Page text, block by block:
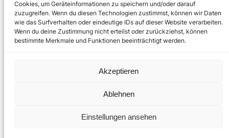
Cookies, um Geräteinformationen zu speichern und/oder darauf
zuzugreifen. Wenn du diesen Technologien zustimmst, können wir Daten
wie das Surfverhalten oder eindeutige IDs auf dieser Website verarbeiten.
Wenn du deine Zustimmung nicht erteilst oder zurückziehst, können
bestimmte Merkmale und Funktionen beeinträchtigt werden.
Akzeptieren
Ablehnen
Einstellungen ansehen
Support us
© 2002 – 2026